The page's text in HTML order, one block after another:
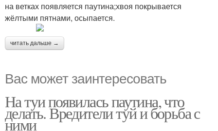
на ветках появляется паутина;хвоя покрывается
жёлтыми пятнами, осыпается.
читать дальше →
Вас может заинтересовать
На туи появилась паутина, что
делать. Вредители туй и борьба с
ними